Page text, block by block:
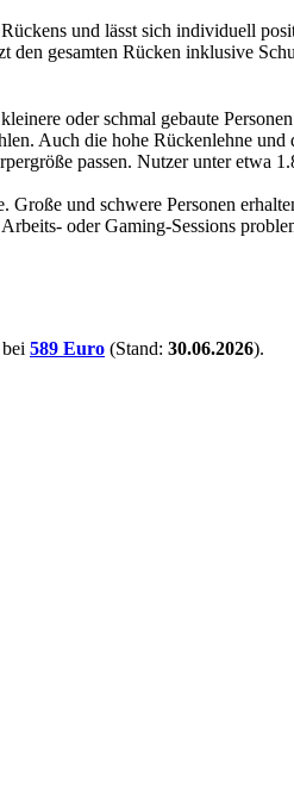
und lässt sich individuell
gesamten Rücken inklusive
oder schmal gebaute
Auch die hohe Rückenlehne
passen. Nutzer unter etwa
und schwere Personen
oder Gaming-Sessions
589 Euro (Stand: 30.06.2026).